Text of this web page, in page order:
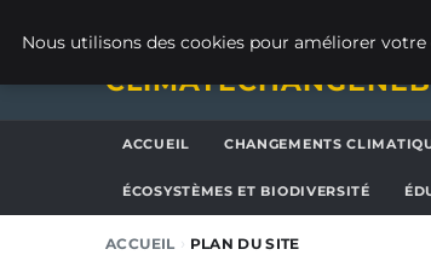
ACCUEIL CHANGEMENTS
ÉCOSYSTÈMES ET BIODIVERSITÉ
ACCUEIL › PLAN DU SITE
Nous utilisons des cookies pour améliorer